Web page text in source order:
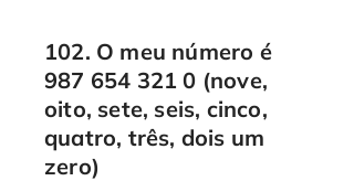
102. O meu número é
987 654 321 0 (nove,
oito, sete, seis, cinco,
quatro, três, dois um
zero)